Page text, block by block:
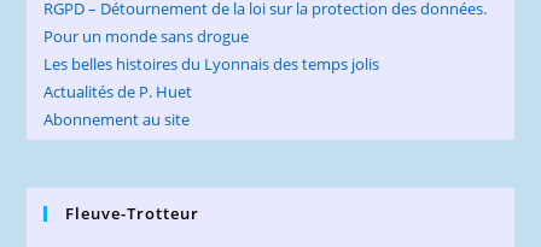
RGPD – Détournement de la loi sur la protection des données.
Pour un monde sans drogue
Les belles histoires du Lyonnais des temps jolis
Actualités de P. Huet
Abonnement au site
Fleuve-Trotteur